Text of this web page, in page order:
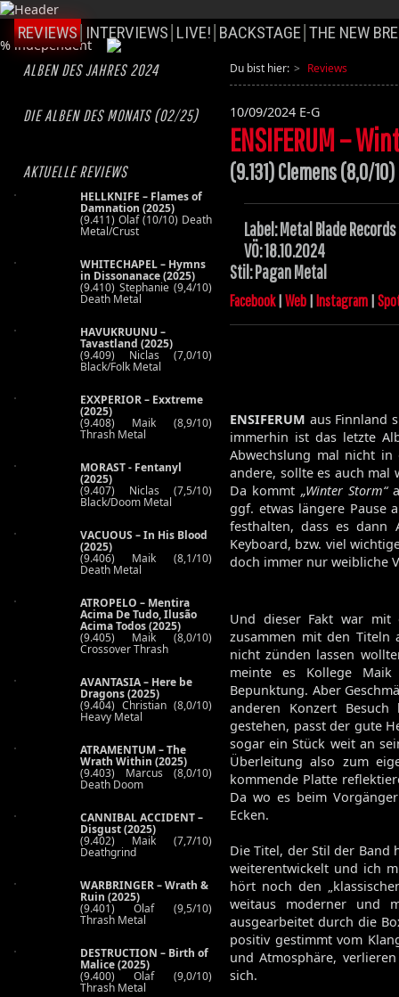
REVIEWS INTERVIEWS LIVE! BACKSTAGE THE NEW
ALBEN DES JAHRES 2024
DIE ALBEN DES MONATS (02/25)
AKTUELLE REVIEWS
HELLKNIFE – Flames of
Damnation (2025)
(9.411) Olaf (10/10) Death
Metal/Crust
WHITECHAPEL – Hymns
in Dissonanace (2025)
(9.410) Stephanie (9,4/10)
Death Metal
HAVUKRUUNU –
Tavastland (2025)
(9.409) Niclas (7,0/10)
Black/Folk Metal
EXXPERIOR – Exxtreme
(2025)
(9.408) Maik (8,9/10)
Thrash Metal
MORAST - Fentanyl
(2025)
(9.407) Niclas (7,5/10)
Black/Doom Metal
VACUOUS – In His Blood
(2025)
(9.406) Maik (8,1/10)
Death Metal
ATROPELO – Mentira
Acima De Tudo, Ilusão
Acima Todos (2025)
(9.405) Maik (8,0/10)
Crossover Thrash
AVANTASIA – Here be
Dragons (2025)
(9.404) Christian (8,0/10)
Heavy Metal
ATRAMENTUM – The
Wrath Within (2025)
(9.403) Marcus (8,0/10)
Death Doom
CANNIBAL ACCIDENT –
Disgust (2025)
(9.402) Maik (7,7/10)
Deathgrind
WARBRINGER – Wrath &
Ruin (2025)
(9.401) Olaf (9,5/10)
Thrash Metal
DESTRUCTION – Birth of
Malice (2025)
(9.400) Olaf (9,0/10)
Thrash Metal
Du bist hier: Reviews
10/09/2024 E-G
ENSIFERUM –
(9.131) Clemens (8,0/
Label: Metal Blade Records
VÖ: 18.10.2024
Stil: Pagan Metal
Facebook|Web | Instagram |
ENSIFERUM aus Finnland
immerhin ist das letzte
Abwechslung mal nicht
andere, sollte es auch mal
Da kommt „Winter Storm“
ggf. etwas längere Pause
festhalten, dass es
Keyboard, bzw. viel
doch immer nur weibliche
Und dieser Fakt war mit
zusammen mit den Titeln
nicht zünden lassen
meinte es Kollege
Bepunktung. Aber
anderen Konzert
gestehen, passt der gute
sogar ein Stück weit an
Überleitung also zum
kommende Platte
Da wo es beim
Ecken.
Die Titel, der Stil der Band
weiterentwickelt und ich
hört noch den
weitaus moderner und
ausgearbeitet durch die
positiv gestimmt vom
und Atmosphäre,
sich.